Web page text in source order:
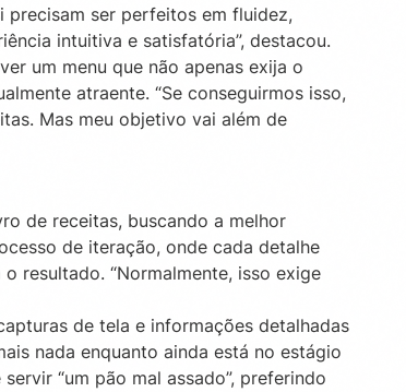
ser perfeitos em fluidez,
intuitiva e satisfatória”, destacou.
um menu que não apenas exija o
atraente. “Se conseguirmos isso,
Mas meu objetivo vai além de
de receitas, buscando a melhor
de iteração, onde cada detalhe
resultado. “Normalmente, isso exige
de tela e informações detalhadas
nada enquanto ainda está no estágio
“um pão mal assado”, preferindo